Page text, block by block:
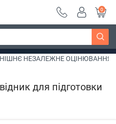
250 грн ~
Дізнатись більше
0
НЕЗАЛЕЖНЕ ОЦІНЮВАННЯ
для підготовки